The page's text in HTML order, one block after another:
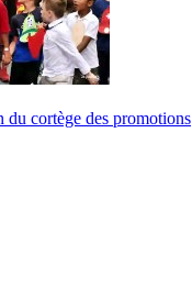
cortège des promotions